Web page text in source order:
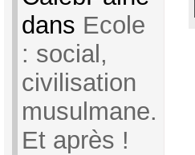
dans Ecole
: social,
civilisation
musulmane.
Et après !